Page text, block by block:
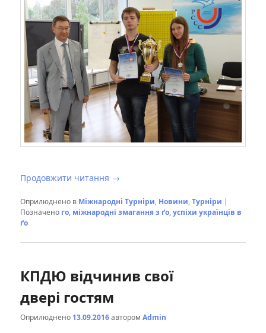
Продовжити читання →
Оприлюднено в Міжнародні Турніри, Новини,Турніри |
Позначено го, міжнародні змагання з ґо,успіхи українців в
ґо
КПДЮ відчинив свої
двері гостям
Оприлюднено 13.09.2016авторомAdmin